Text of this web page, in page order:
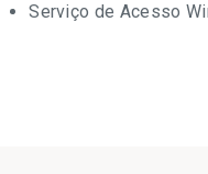
Serviço de Acesso